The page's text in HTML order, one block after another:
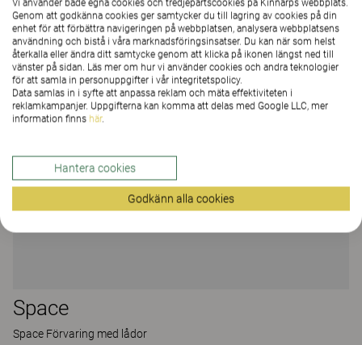
Space
Space Förvaring med lådor
Vi använder både egna cookies och tredjepartscookies på Kinnarps webbplats.
Genom att godkänna cookies ger samtycker du till lagring av cookies på din
enhet för att förbättra navigeringen på webbplatsen, analysera webbplatsens
användning och bistå i våra marknadsföringsinsatser. Du kan när som helst
återkalla eller ändra ditt samtycke genom att klicka på ikonen längst ned till
vänster på sidan. Läs mer om hur vi använder cookies och andra teknologier
för att samla in personuppgifter i vår integritetspolicy.
Data samlas in i syfte att anpassa reklam och mäta effektiviteten i
reklamkampanjer. Uppgifterna kan komma att delas med Google LLC, mer
information finns här.
Hantera cookies
Godkänn alla cookies